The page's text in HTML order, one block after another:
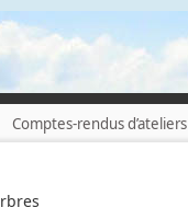
Comptes-rendus d’ateliers